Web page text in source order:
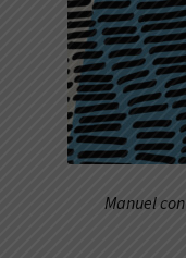
Manuel